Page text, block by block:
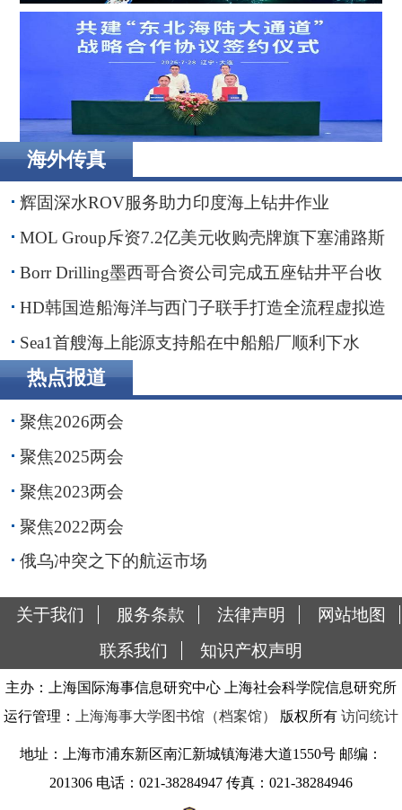
Borr Drilling墨西哥合资公司完成五座钻井平台收购，交易
额2.87亿美元
辽港集团携手国铁沈阳局，落地多项重点合作项目
海外传真
辉固深水ROV服务助力印度海上钻井作业
MOL Group斥资7.2亿美元收购壳牌旗下塞浦路斯
子公司
Borr Drilling墨西哥合资公司完成五座钻井平台收
购，交易额2.87亿美元
HD韩国造船海洋与西门子联手打造全流程虚拟造
船平台
Sea1首艘海上能源支持船在中船船厂顺利下水
热点报道
聚焦2026两会
聚焦2025两会
聚焦2023两会
聚焦2022两会
俄乌冲突之下的航运市场
关于我们 服务条款 法律声明
网站地图
联系我们
知识产权声明
主办：上海国际海事信息研究中心 上海社会科学院信息研究所
运行管理：
上海海事大学图书馆（档案馆） 版权所有 访问统计
地址：上海市浦东新区南汇新城镇海港大道1550号 邮编：
201306 电话：021-38284947 传真：021-38284946